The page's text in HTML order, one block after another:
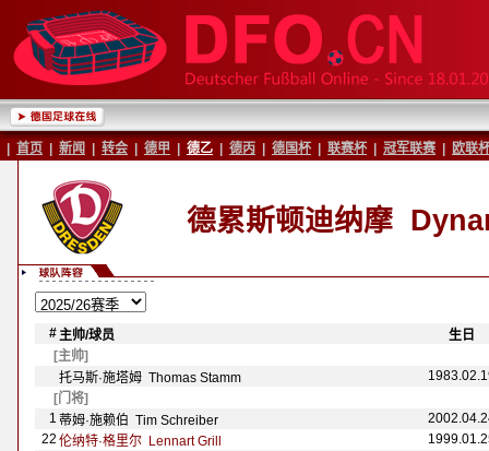
首页 新闻 转会 德甲 德乙 德丙 德国杯 联赛杯 冠军联赛 欧联
德累斯顿迪纳摩
#主帅/球员 生日
[主帅]
托马斯·施塔姆 Thomas Stamm
[门将]
1 蒂姆·施赖伯 Tim Schreiber
22 伦纳特·格里尔 Lennart Grill